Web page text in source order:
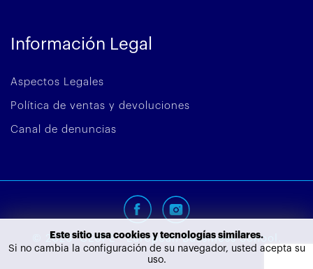
Información Legal
Aspectos Legales
Política de ventas y devoluciones
Canal de denuncias
Este sitio usa cookies y tecnologías similares.
Si no cambia la configuración de su navegador, usted acepta su
uso.
2026 CEUPE - European Bussiness School.